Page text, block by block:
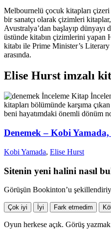
Melbournelü çocuk kitapları
bir sanatçı olarak çizimleri kitaplar,
Avustralya’dan başlayıp dünyayı
üstünde kitabın çizimlerini yapan
kitabı ile Prime Minister’s
arasında.
Elise Hurst imzalı
İnceleme Kitap
kitapları bölümünde karşıma
beni hayatımdaki önemli dönüm
Denemek – Kobi
Kobi Yamada, Elise Hurst
Sitenin yeni halini nasıl
Görüşün Bookinton’u
Çok iyi İyi Fark etmedim
Oyun herkese açık. Görüş